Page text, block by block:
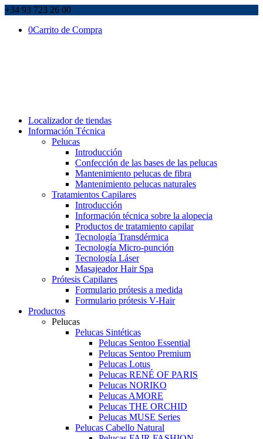
+34 93 723 26 00
0Carrito de Compra
Localizador de tiendas
Información Técnica
Pelucas
Introducción
Confección de las bases de las pelucas
Mantenimiento pelucas de fibra
Mantenimiento pelucas naturales
Tratamientos Capilares
Introducción
Información técnica sobre la alopecia
Productos de tratamiento capilar
Tecnología Transdérmica
Tecnología Micro-punción
Tecnología Láser
Masajeador Hair Spa
Prótesis Capilares
Formulario prótesis a medida
Formulario prótesis V-Hair
Productos
Pelucas
Pelucas Sintéticas
Pelucas Sentoo Essential
Pelucas Sentoo Premium
Pelucas Lotus
Pelucas RENÉ OF PARIS
Pelucas NORIKO
Pelucas AMORE
Pelucas THE ORCHID
Pelucas MUSE Series
Pelucas Cabello Natural